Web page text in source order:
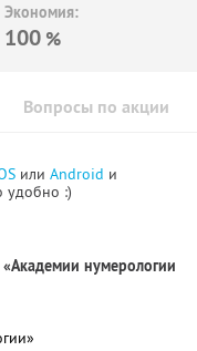
Экономия:
100 %
Вопросы по акции
или Android и
удобно :)
«Академии нумерологии